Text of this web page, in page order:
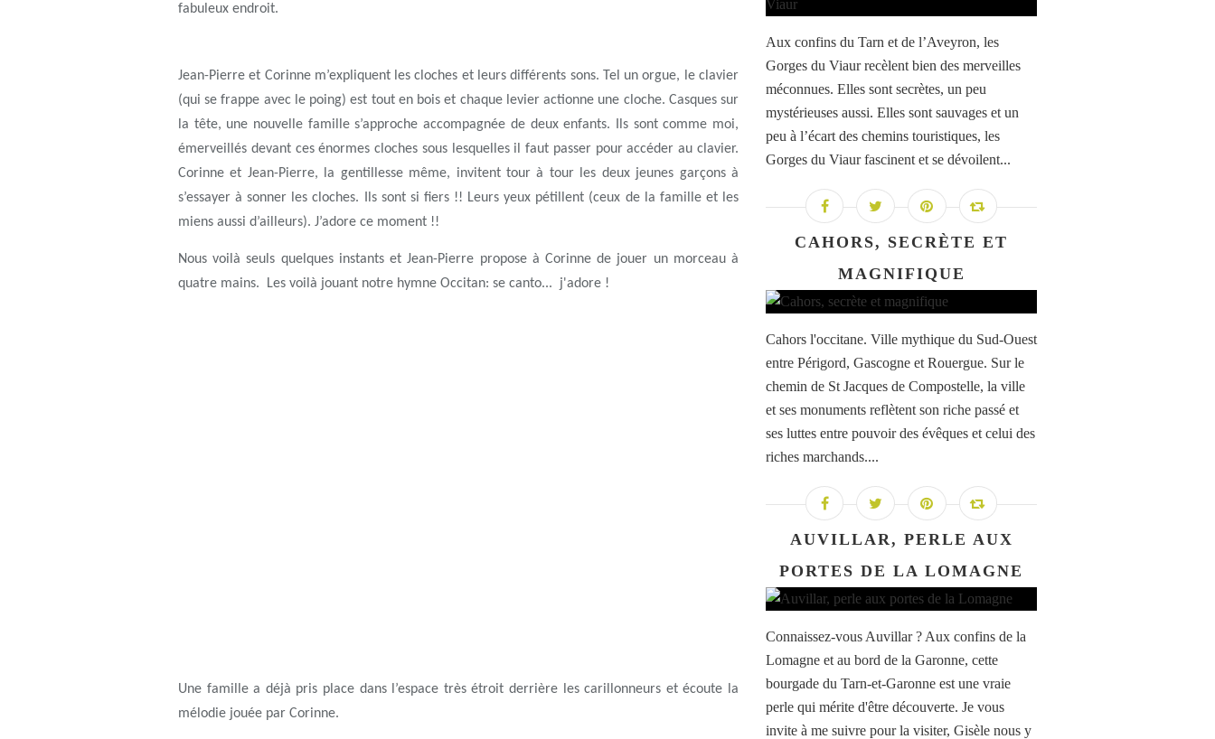
fabuleux endroit.
Jean-Pierre et Corinne m’expliquent les cloches et leurs différents sons. Tel un orgue, le clavier
(qui se frappe avec le poing) est tout en bois et chaque levier actionne une cloche. Casques sur
la tête, une nouvelle famille s’approche accompagnée de deux enfants. Ils sont comme moi,
émerveillés devant ces énormes cloches sous lesquelles il faut passer pour accéder au clavier.
Corinne et Jean-Pierre, la gentillesse même, invitent tour à tour les deux jeunes garçons à
s’essayer à sonner les cloches. Ils sont si fiers !! Leurs yeux pétillent (ceux de la famille et les
miens aussi d’ailleurs). J’adore ce moment !!
Nous voilà seuls quelques instants et Jean-Pierre propose à Corinne de jouer un morceau à
quatre mains. Les voilà jouant notre hymne Occitan: se canto... j'adore !
Une famille a déjà pris place dans l’espace très étroit derrière les carillonneurs et écoute la
mélodie jouée par Corinne.
Aux confins du Tarn et de l’Aveyron, les
Gorges du Viaur recèlent bien des merveilles
méconnues. Elles sont secrètes, un peu
mystérieuses aussi. Elles sont sauvages et un
peu à l’écart des chemins touristiques, les
Gorges du Viaur fascinent et se dévoilent...
CAHORS, SECRÈTE ET
MAGNIFIQUE
Cahors l'occitane. Ville mythique du Sud-Ouest
entre Périgord, Gascogne et Rouergue. Sur le
chemin de St Jacques de Compostelle, la ville
et ses monuments reflètent son riche passé et
ses luttes entre pouvoir des évêques et celui des
riches marchands....
AUVILLAR, PERLE AUX
PORTES DE LA LOMAGNE
Connaissez-vous Auvillar ? Aux confins de la
Lomagne et au bord de la Garonne, cette
bourgade du Tarn-et-Garonne est une vraie
perle qui mérite d'être découverte. Je vous
invite à me suivre pour la visiter, Gisèle nous y